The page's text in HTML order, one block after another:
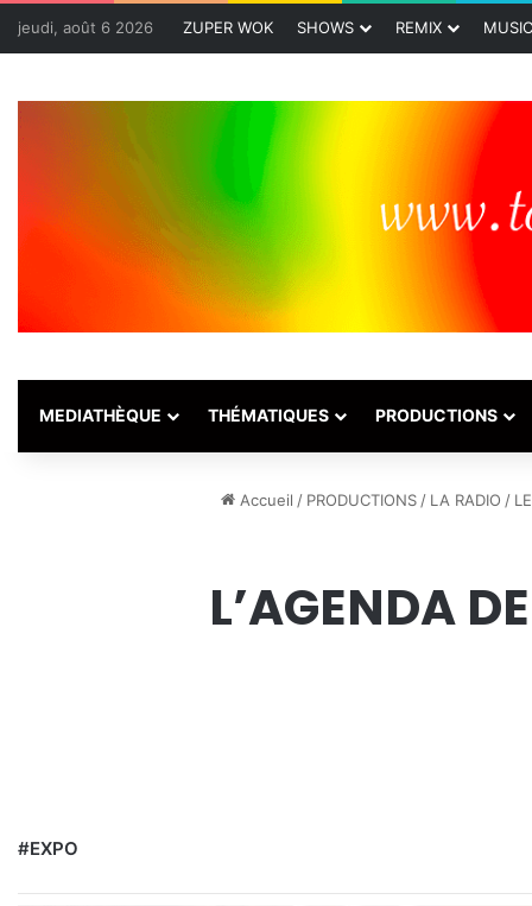
jeudi, août 6 2026 ZUPER WOK SHOWS REMIX MUSIC
MEDIATHÈQUE THÉMATIQUES PRODUCTIONS
Accueil / PRODUCTIONS / LA RADIO /
L’AGENDA
#EXPO